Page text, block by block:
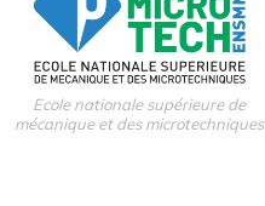
Ecole nationale supérieure de
mécanique et des microtechniques